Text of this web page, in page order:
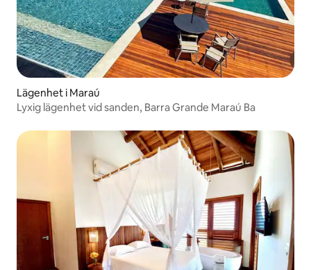
Lägenhet i Maraú
Lyxig lägenhet vid sanden, Barra Grande Maraú Ba